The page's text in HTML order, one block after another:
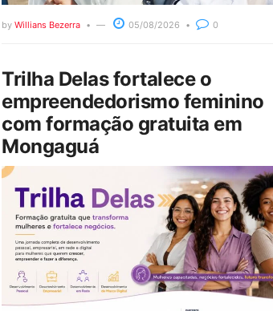
by Willians Bezerra 05/08/2026 0
Trilha Delas fortalece o
empreendedorismo feminino
com formação gratuita em
Mongaguá